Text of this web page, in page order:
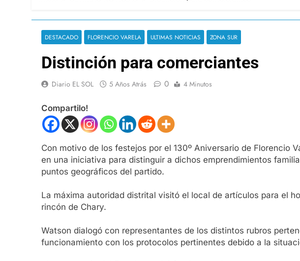
DESTACADO FLORENCIO VARELA ULTIMAS NOTICIAS ZONA SUR
Distinción para comerciantes
Diario EL SOL 5 Años Atrás 0 4 Minutos
Compartilo!
Con motivo de los festejos por el 130º Aniversario de Florencio
en una iniciativa para distinguir a dichos emprendimientos
puntos geográficos del partido.
La máxima autoridad distrital visitó el local de artículos para el
rincón de Chary.
Watson dialogó con representantes de los distintos rubros
funcionamiento con los protocolos pertinentes debido a la